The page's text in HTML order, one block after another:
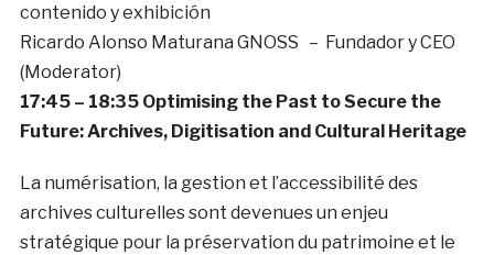
contenido y exhibición
Ricardo Alonso Maturana GNOSS – Fundador y CEO
(Moderator)
17:45 – 18:35 Optimising the Past to Secure the
Future: Archives, Digitisation and Cultural Heritage
La numérisation, la gestion et l’accessibilité des
archives culturelles sont devenues un enjeu
stratégique pour la préservation du patrimoine et le